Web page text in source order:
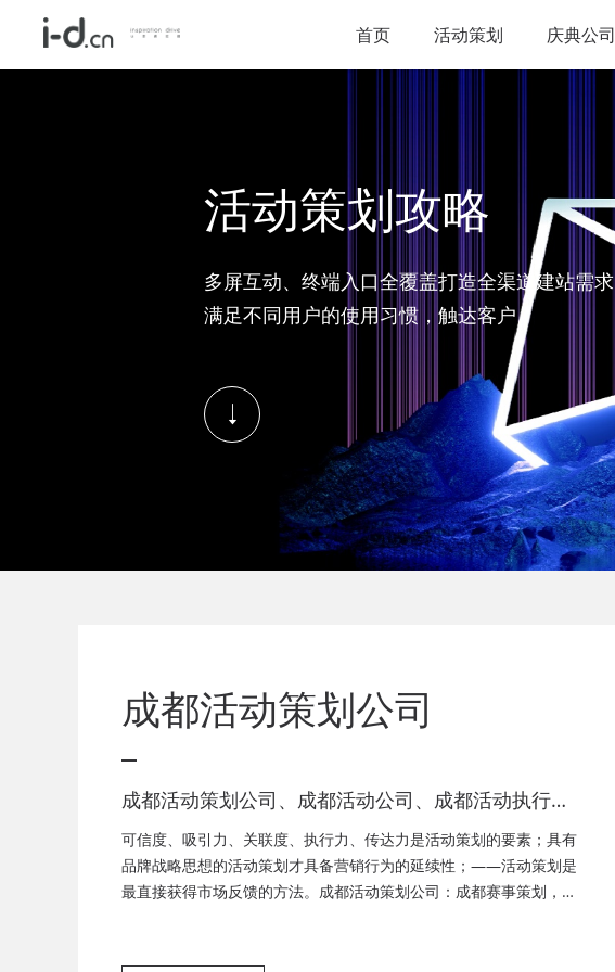
首页 活动策划 庆典公司
活动策划攻略
多屏互动、终端入口全覆盖打造全渠道建站需求
满足不同用户的使用习惯，触达客户
成都活动策划公司
成都活动策划公司、成都活动公司、成都活动执行公
司、成都庆典活动策划公司、成都发布会策划公司、
成都音乐节策划公司、成都年会活动策划
可信度、吸引力、关联度、执行力、传达力是活动策划的要素；具有
品牌战略思想的活动策划才具备营销行为的延续性；——活动策划是
最直接获得市场反馈的方法。成都活动策划公司：成都赛事策划，成